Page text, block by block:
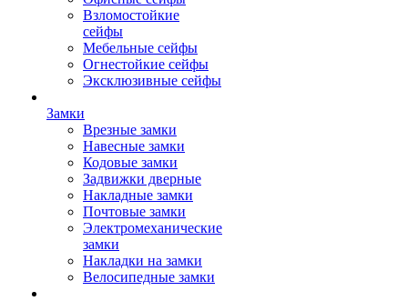
Взломостойкие
сейфы
Мебельные сейфы
Огнестойкие сейфы
Эксклюзивные сейфы
Замки
Врезные замки
Навесные замки
Кодовые замки
Задвижки дверные
Накладные замки
Почтовые замки
Электромеханические
замки
Накладки на замки
Велосипедные замки